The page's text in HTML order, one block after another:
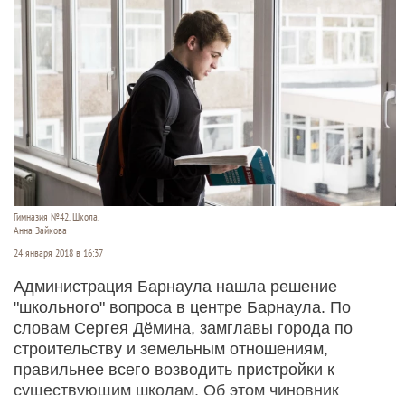
Гимназия №42. Школа.
Анна Зайкова
24 января 2018 в 16:37
Администрация Барнаула нашла решение
"школьного" вопроса в центре Барнаула. По
словам Сергея Дёмина, замглавы города по
строительству и земельным отношениям,
правильнее всего возводить пристройки к
существующим школам. Об этом чиновник